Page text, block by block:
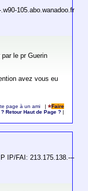
105.abo.wanadoo.fr
le pr Guerin
avez vous eu
page à un ami |
Faire
? Retour Haut de Page ?
IP/FAI: 213.175.138.---